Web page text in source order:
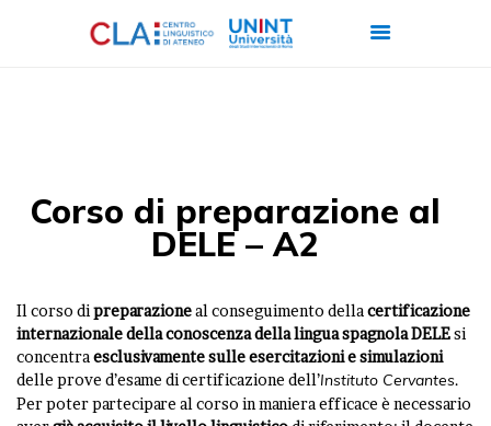
CERTIFICAZIONI
ITALIANO PER
FORMAZIONE
AZIENDALE
LAVORA CON NOI
Corso di preparazione al
DELE – A2
Il corso dipreparazioneal conseguimento dellacertificazione
internazionale della conoscenza della lingua spagnola DELEsi
concentraesclusivamente sulle esercitazioni e simulazioni
delle prove d’esame di certificazione dell’Instituto Cervantes.
Per poter partecipare al corso in maniera efficace è necessario